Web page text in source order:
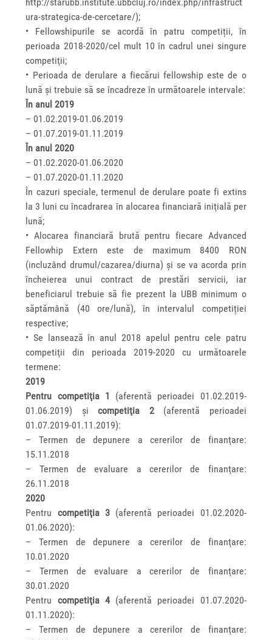
ura-strategica-de-cercetare/);
• Fellowshipurile se acordă în patru competiții, în
perioada 2018-2020/cel mult 10 în cadrul unei singure
competiţii;
• Perioada de derulare a fiecărui fellowship este de o
lună și trebuie să se încadreze în următoarele intervale:
În anul 2019
– 01.02.2019-01.06.2019
– 01.07.2019-01.11.2019
În anul 2020
– 01.02.2020-01.06.2020
– 01.07.2020-01.11.2020
În cazuri speciale, termenul de derulare poate fi extins
la 3 luni cu încadrarea în alocarea financiară iniţială per
lună;
• Alocarea financiară brută pentru fiecare Advanced
Fellowhip Extern este de maximum 8400 RON
(incluzând drumul/cazarea/diurna) și se va acorda prin
încheierea unui contract de prestări servicii, iar
beneficiarul trebuie să fie prezent la UBB minimum o
săptămână (40 ore/lună), în intervalul competiției
respective;
• Se lansează în anul 2018 apelul pentru cele patru
competiţii din perioada 2019-2020 cu următoarele
termene:
2019
Pentru competiţia 1 (aferentă perioadei 01.02.2019-
01.06.2019) şicompetiţia 2(aferentă perioadei
01.07.2019-01.11.2019):
– Termen de depunere a cererilor de finanţare:
15.11.2018
– Termen de evaluare a cererilor de finanţare:
26.11.2018
2020
Pentru competiţia 3(aferentă perioadei 01.02.2020-
01.06.2020):
– Termen de depunere a cererilor de finanţare:
10.01.2020
– Termen de evaluare a cererilor de finanţare:
30.01.2020
Pentru competiţia 4(aferentă perioadei 01.07.2020-
01.11.2020):
– Termen de depunere a cererilor de finanţare: